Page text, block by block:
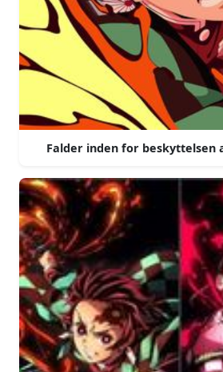
Falder inden for beskyttelsen